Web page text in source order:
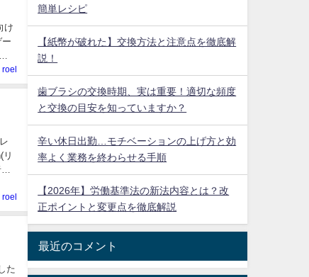
け
ー
roel
リ
roel
た
簡単レシピ
【紙幣が破れた】交換方法と注意点を徹底解
説！
歯ブラシの交換時期、実は重要！適切な頻度
と交換の目安を知っていますか？
辛い休日出勤…モチベーションの上げ方と効
率よく業務を終わらせる手順
【2026年】労働基準法の新法内容とは？改
正ポイントと変更点を徹底解説
最近のコメント